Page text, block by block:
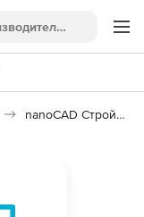
nanoCAD Стройплощадка 26